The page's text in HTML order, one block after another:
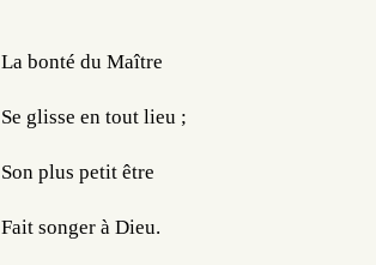
La bonté du Maître
Se glisse en tout lieu ;
Son plus petit être
Fait songer à Dieu.